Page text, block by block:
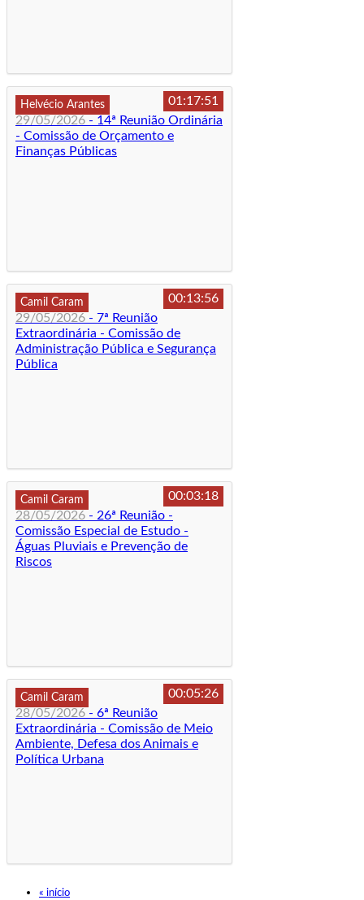
Helvécio Arantes
01:17:51
29/05/2026 - 14ª Reunião Ordinária
- Comissão de Orçamento e
Finanças Públicas
Camil Caram
00:13:56
29/05/2026 - 7ª Reunião
Extraordinária - Comissão de
Administração Pública e Segurança
Pública
Camil Caram
00:03:18
28/05/2026 - 26ª Reunião -
Comissão Especial de Estudo -
Águas Pluviais e Prevenção de
Riscos
Camil Caram
00:05:26
28/05/2026 - 6ª Reunião
Extraordinária - Comissão de Meio
Ambiente, Defesa dos Animais e
Política Urbana
« início